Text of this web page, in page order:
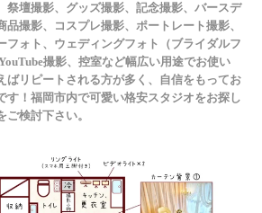
祭壇撮影、グッズ撮影、記念撮影、バースデ
品撮影、コスプレ撮影、ポートレート撮影、
フォト、ウェディングフォト（ブライダルフ
撮影、控室など幅広い用途でお使い
ばリピートされる方が多く、自信をもってお
す！福岡市内で可愛い格安スタジオをお探し
検討下さい。